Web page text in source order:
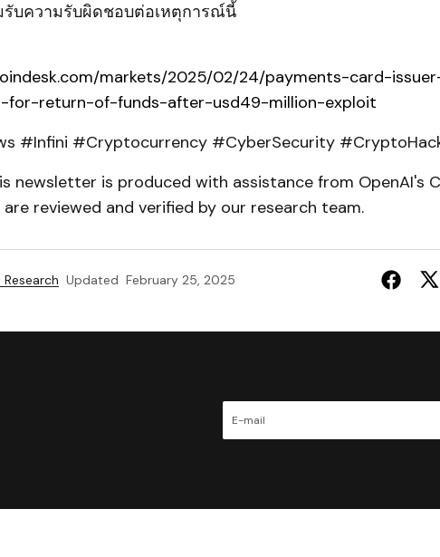
รับความรับผิดชอบต่อเหตุการณ์นี้
markets/2025/02/24/payments-card-
for-return-of-funds-after-usd49-million-exploit
#Infini #Cryptocurrency #CyberSecurity
newsletter is produced with assistance from OpenAI's
are reviewed and verified by our research team.
Updated February 25, 2025